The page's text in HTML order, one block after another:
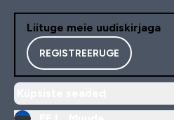
Liituge meie uudiskirjaga
REGISTREERUGE